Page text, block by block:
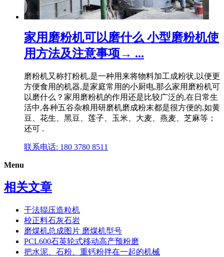
家用磨粉机可以磨什么 小型磨粉机使
用方法及注意事项→ ...
磨粉机又称打粉机,是一种用来将物料加工成粉状,以便更
方便食用的机器,是家庭常用的小厨电,那么家用磨粉机可
以磨什么？家用磨粉机的作用还是比较广泛的,在日常生
活中,各种五谷杂粮用研磨机磨成粉末都是很方便的,如黄
豆、花生、黑豆、莲子、玉米、大麦、燕麦、芝麻等；
还可 .
联系电话: 180 3780 8511
Menu
相关文章
干法辊压造粒机
校正料石灰石岩
磨煤机总成图片 磨煤机型号
PCL600石英轮式移动高产预粉磨
把水泥、石粉、重钙粉拌在一起的机械